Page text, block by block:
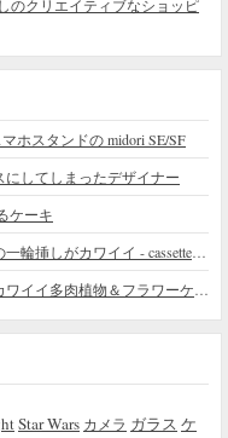
のクリエイティブなショッピ
ホスタンドの midori SE/SF
してしまったデザイナー
ケーキ
「日常に花と音楽を」カセットテープ型の一輪挿しがカワイイ - cassette vase
本物の植物にしか見えない！カラフルでカワイイ多肉植物＆フラワーケーキ
Star Wars カメラ ガラス ケ